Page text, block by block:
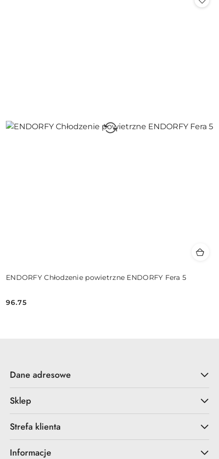
ENDORFY Chłodzenie powietrzne ENDORFY Fera 5
Cena:
96.75
Dane adresowe
Sklep
Strefa klienta
Informacje